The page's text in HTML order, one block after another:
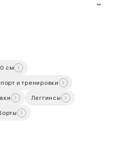
см
и тренировки
Леггинсы